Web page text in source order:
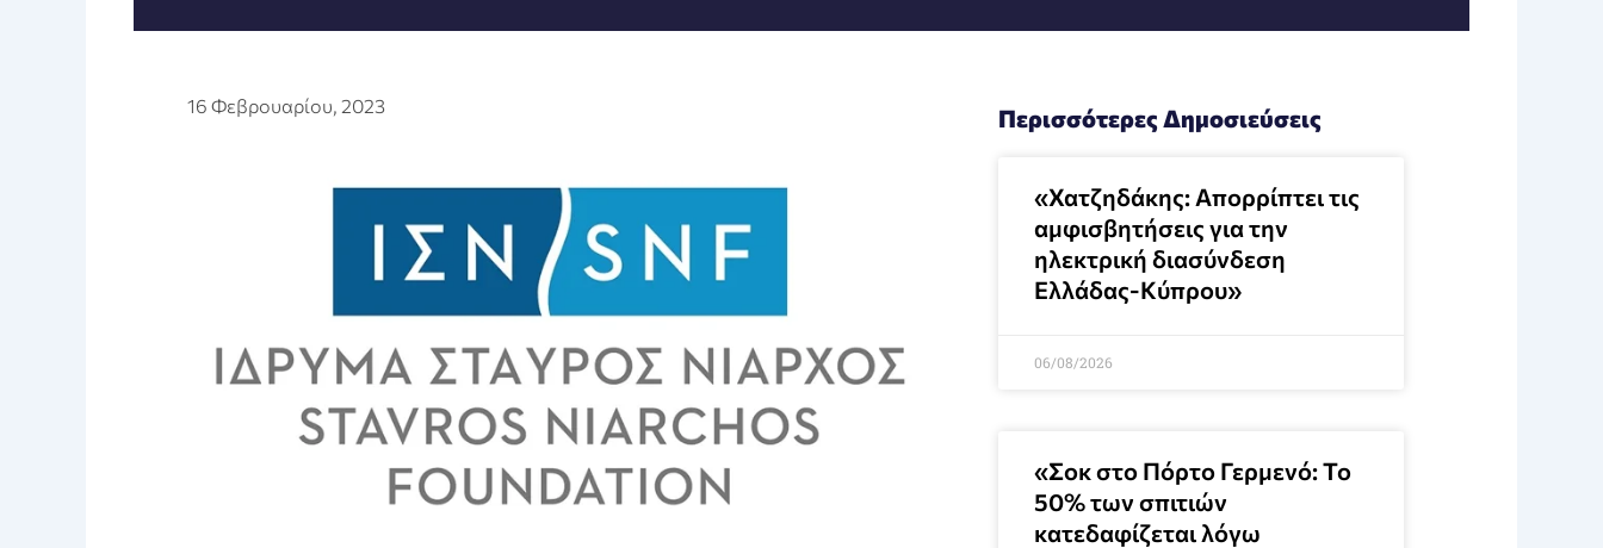
16 Φεβρουαρίου, 2023 Περισσότερες Δημοσιεύσεις
«Χατζηδάκης: Απορρίπτει τις
αμφισβητήσεις για την
ηλεκτρική διασύνδεση
Ελλάδας-Κύπρου»
06/08/2026
«Σοκ στο Πόρτο Γερμενό: Το
50% των σπιτιών
κατεδαφίζεται λόγω